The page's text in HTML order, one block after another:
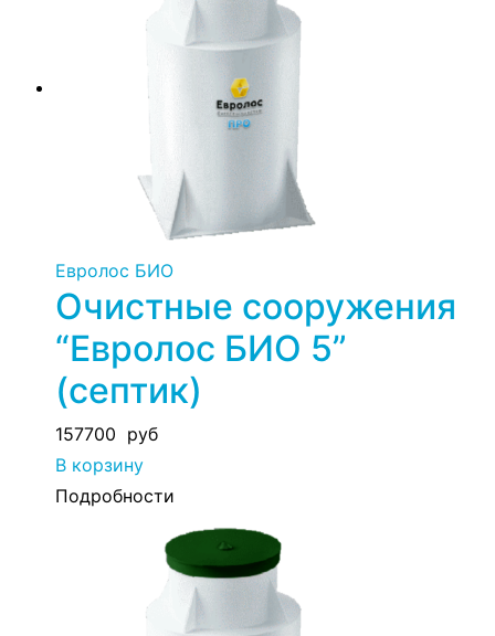
Евролос БИО
Очистные сооружения
“Евролос БИО 5”
(септик)
157700 руб
В корзину
Подробности